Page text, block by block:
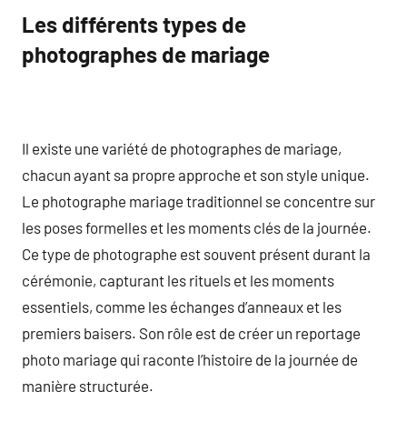
Les différents types de
photographes de mariage
Il existe une variété de photographes de mariage,
chacun ayant sa propre approche et son style unique.
Le photographe mariage traditionnel se concentre sur
les poses formelles et les moments clés de la journée.
Ce type de photographe est souvent présent durant la
cérémonie, capturant les rituels et les moments
essentiels, comme les échanges d’anneaux et les
premiers baisers. Son rôle est de créer un reportage
photo mariage qui raconte l’histoire de la journée de
manière structurée.